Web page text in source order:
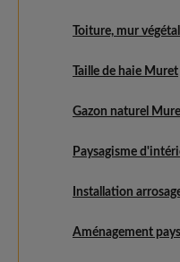
Toiture, mur
Taille de haie Muret
Gazon naturel
Paysagisme
Installation
Aménagement